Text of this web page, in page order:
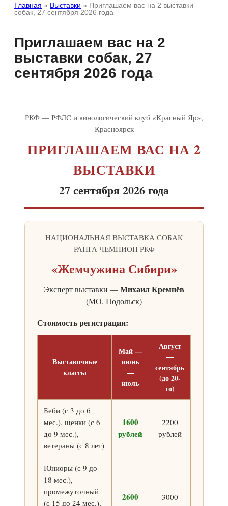
Главная » Выставки » Приглашаем вас на 2 выставки
собак, 27 сентября 2026 года
Приглашаем вас на 2
выставки собак, 27
сентября 2026 года
РКФ — РФЛС и кинологический клуб «Красный Яр»,
Красноярск
ПРИГЛАШАЕМ ВАС НА 2
ВЫСТАВКИ
27 сентября 2026 года
НАЦИОНАЛЬНАЯ ВЫСТАВКА СОБАК
РАНГА ЧЕМПИОН РКФ
«Жемчужина Сибири»
Эксперт выставки —Михаил Кремнёв
(МО, Подольск)
Стоимость регистрации:
Выставочные
классы
Май —
июнь
—
июль
Август
—
сентябрь
(до 20-
го)
Беби (с 3 до 6
мес.), щенки (с 6
до 9 мес.),
ветераны (с 8 лет)
1600
рублей
2200
рублей
Юниоры (с 9 до
18 мес.),
промежуточный
(с 15 до 24 мес.),
2600
3000